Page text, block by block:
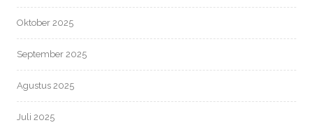
Oktober 2025
September 2025
Agustus 2025
Juli 2025